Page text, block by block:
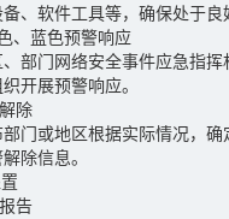
、软件工具等，确保处于良
蓝色预警响应
门网络安全事件应急指挥
开展预警响应。
除
或地区根据实际情况，确
除信息。
告